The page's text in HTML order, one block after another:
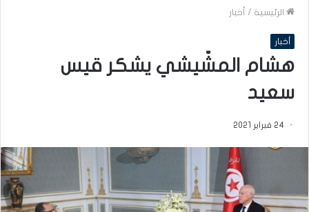
الرئيسية / أخبار
أخبار
هشام المشّيشي يشكر قيس
سعيد
24 فبراير 2021